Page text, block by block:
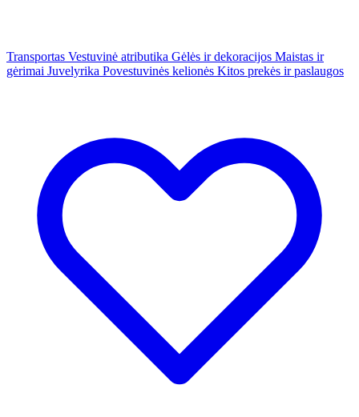
Transportas Vestuvinė atributika Gėlės ir dekoracijos Maistas ir
gėrimai Juvelyrika Povestuvinės kelionės Kitos prekės ir paslaugos